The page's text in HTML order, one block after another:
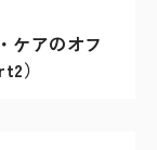
ケアのオフ
）